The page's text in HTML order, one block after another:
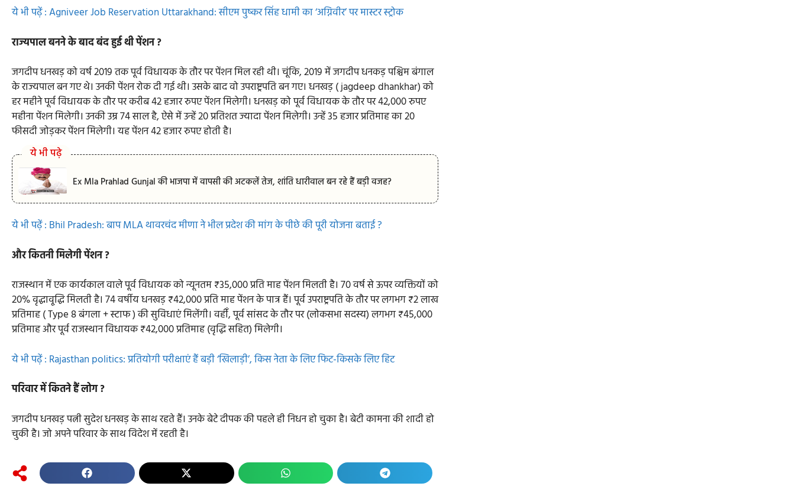
ये भी पढ़ें : Agniveer Job Reservation Uttarakhand: सीएम पुष्कर सिंह धामी का ‘अग्निवीर’ पर मास्टर स्ट्रोक
राज्यपाल बनने के बाद बंद हुई थी पेंशन ?
जगदीप धनखड़ को वर्ष 2019 तक पूर्व विधायक के तौर पर पेंशन मिल रही थी। चूंकि, 2019 में जगदीप धनकड़ पश्चिम बंगाल
के राज्यपाल बन गए थे। उनकी पेंशन रोक दी गई थी। उसके बाद वो उपराष्ट्रपति बन गए। धनखड़ ( jagdeep dhankhar) को
हर महीने पूर्व विधायक के तौर पर करीब 42 हजार रुपए पेंशन मिलेगी। धनखड़ को पूर्व विधायक के तौर पर 42,000 रुपए
महीना पेंशन मिलेगी। उनकी उम्र 74 साल है, ऐसे में उन्हें 20 प्रतिशत ज्यादा पेंशन मिलेगी। उन्हें 35 हजार प्रतिमाह का 20
फीसदी जोड़कर पेंशन मिलेगी। यह पेंशन 42 हजार रुपए होती है।
ये भी पढ़े
Ex Mla Prahlad Gunjal की भाजपा में वापसी की अटकलें तेज, शांति धारीवाल बन रहे हैं बड़ी वजह?
ये भी पढ़ें : Bhil Pradesh: बाप MLA थावरचंद मीणा ने भील प्रदेश की मांग के पीछे की पूरी योजना बताई ?
और कितनी मिलेगी पेंशन ?
राजस्थान में एक कार्यकाल वाले पूर्व विधायक को न्यूनतम ₹35,000 प्रति माह पेंशन मिलती है। 70 वर्ष से ऊपर व्यक्तियों को
20% वृद्धावृ्द्धि मिलती है। 74 वर्षीय धनखड़ ₹42,000 प्रति माह पेंशन के पात्र हैं। पूर्व उपराष्ट्रपति के तौर पर लगभग ₹2 लाख
प्रतिमाह ( Type 8 बंगला + स्टाफ ) की सुविधाएं मिलेंगी। वहीँ, पूर्व सांसद के तौर पर (लोकसभा सदस्य) लगभग ₹45,000
प्रतिमाह और पूर्व राजस्थान विधायक ₹42,000 प्रतिमाह (वृद्धि सहित) मिलेगी।
ये भी पढ़ें : Rajasthan politics: प्रतियोगी परीक्षाएं हैं बड़ी ‘खिलाड़ी’, किस नेता के लिए फिट-किसके लिए हिट
परिवार मेंकितने हैंलोग ?
जगदीप धनखड़ पत्नी सुदेश धनखड़ के साथ रहते हैं। उनके बेटे दीपक की पहले ही निधन हो चुका है। बेटी कामना की शादी हो
चुकी है। जो अपने परिवार के साथ विदेश में रहती है।